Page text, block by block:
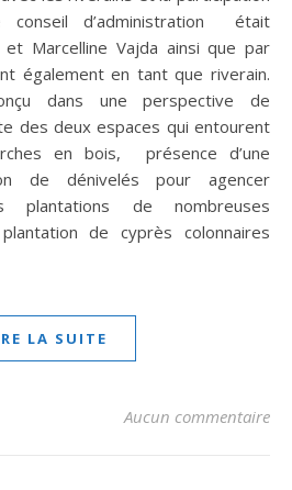
conseil d’administration était
Marcelline Vajda ainsi que par
également en tant que riverain.
dans une perspective de
des deux espaces qui entourent
en bois, présence d’une
de dénivelés pour agencer
plantations de nombreuses
de cyprès colonnaires
LA SUITE
Aucun commentaire